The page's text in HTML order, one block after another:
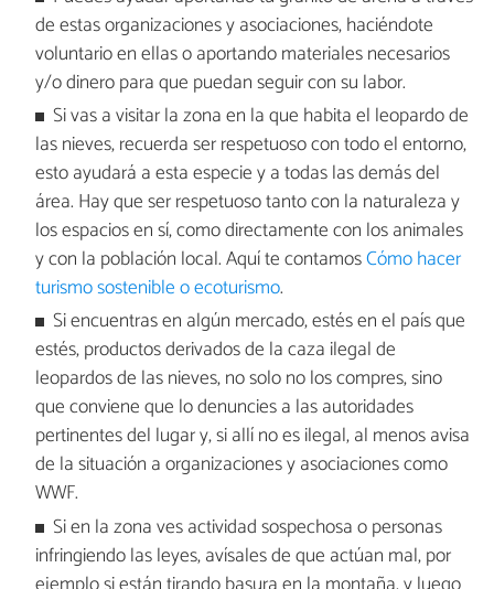
de estas organizaciones y asociaciones, haciéndote
voluntario en ellas o aportando materiales necesarios
y/o dinero para que puedan seguir con su labor.
Si vas a visitar la zona en la que habita el leopardo de
las nieves, recuerda ser respetuoso con todo el entorno,
esto ayudará a esta especie y a todas las demás del
área. Hay que ser respetuoso tanto con la naturaleza y
los espacios en sí, como directamente con los animales
y con la población local. Aquí te contamosCómo hacer
turismo sostenible o ecoturismo.
Si encuentras en algún mercado, estés en el país que
estés, productos derivados de la caza ilegal de
leopardos de las nieves, no solo no los compres, sino
que conviene que lo denuncies a las autoridades
pertinentes del lugar y, si allí no es ilegal, al menos avisa
de la situación a organizaciones y asociaciones como
WWF.
Si en la zona ves actividad sospechosa o personas
infringiendo las leyes, avísales de que actúan mal, por